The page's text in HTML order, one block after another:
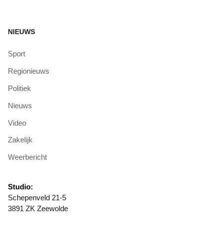
NIEUWS
Sport
Regionieuws
Politiek
Nieuws
Video
Zakelijk
Weerbericht
Studio:
Schepenveld 21-5
3891 ZK Zeewolde